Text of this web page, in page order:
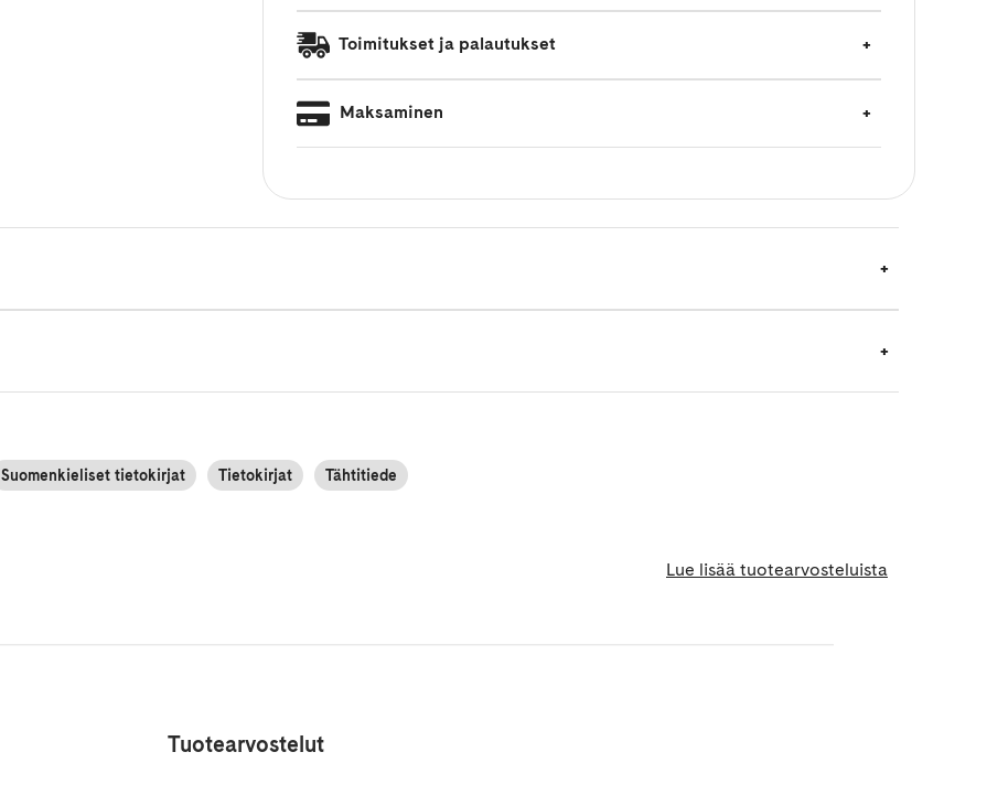
Toimitukset ja palautukset
Maksaminen
Suomenkieliset tietokirjat Tietokirjat Tähtitiede
Lue lisää tuotearvosteluista
Tuotearvostelut